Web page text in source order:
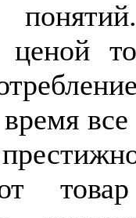
ценой
все